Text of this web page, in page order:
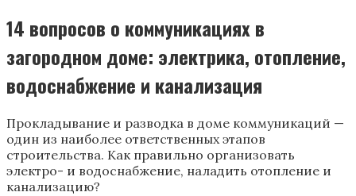
14 вопросов о коммуникациях в
загородном доме: электрика, отопление,
водоснабжение и канализация
Прокладывание и разводка в доме коммуникаций —
один из наиболее ответственных этапов
строительства. Как правильно организовать
электро- и водоснабжение, наладить отопление и
канализацию?